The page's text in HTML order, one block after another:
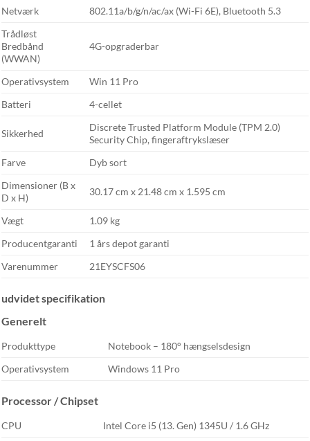
Netværk
802.11a/b/g/n/ac/ax (Wi-Fi 6E), Bluetooth 5.3
Trådløst
Bredbånd
(WWAN)
4G-opgraderbar
Operativsystem
Win 11 Pro
Batteri
4-cellet
Sikkerhed
Discrete Trusted Platform Module (TPM 2.0)
Security Chip, fingeraftrykslæser
Farve
Dyb sort
Dimensioner (B x
D x H)
30.17 cm x 21.48 cm x 1.595 cm
Vægt
1.09 kg
Producentgaranti
1 års depot garanti
Varenummer
21EYSCFS06
udvidet specifikation
Generelt
Produkttype
Notebook – 180° hængselsdesign
Operativsystem
Windows 11 Pro
Processor / Chipset
CPU
Intel Core i5 (13. Gen) 1345U / 1.6 GHz